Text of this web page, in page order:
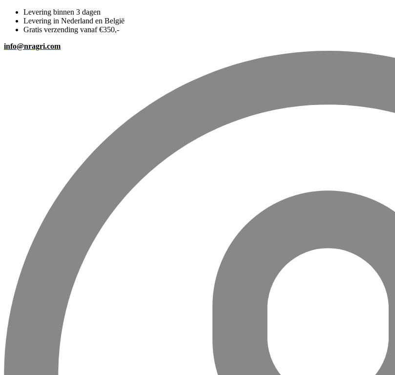
Levering binnen 3 dagen
Levering in Nederland en België
Gratis verzending vanaf €350,-
info@nragri.com